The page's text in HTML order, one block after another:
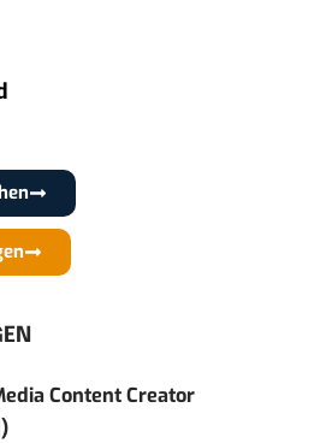
Content Creator